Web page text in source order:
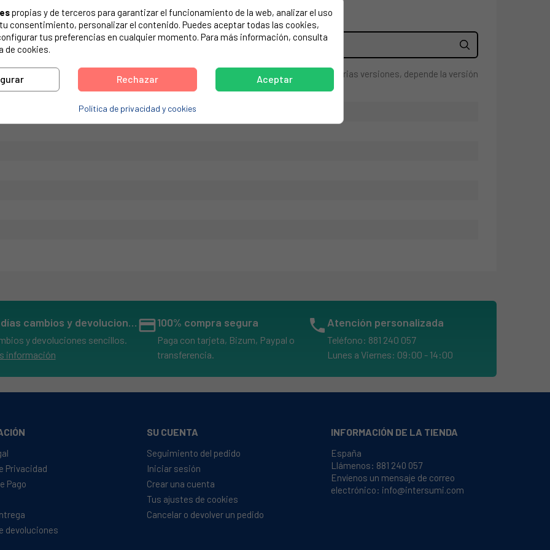
tu electrodoméstico. Suele estar formado por números y letras.
CANDY, OTSEIN, HOOVER. 43014763. Antes de pedir realizar consulta, existen varias versiones, depende la versión
14 días cambios y devoluciones
y devoluciones sencillos.
información
credit_card100% compra segura
Paga con tarjeta, Bizum, Paypal o
transferencia.
phone Atención personalizada
Teléfono: 881 240 057
Lunes a Viernes: 09:00 - 14:00
Privacidad
Pago
devoluciones
SU CUENTA
Seguimiento del pedido
Iniciar sesión
Crear una cuenta
Tus ajustes de cookies
Cancelar o devolver un pedido
INFORMACIÓN DE LA TIENDA
España
Llámenos: 881 240 057
Envíenos un mensaje de correo
electrónico: info@intersumi.com
propias y de terceros para garantizar el funcionamiento de la web, analizar el uso
consentimiento, personalizar el contenido. Puedes aceptar todas las cookies,
tus preferencias en cualquier momento. Para más información, consulta
de cookies.
Rechazar Aceptar
Política de privacidad y cookies